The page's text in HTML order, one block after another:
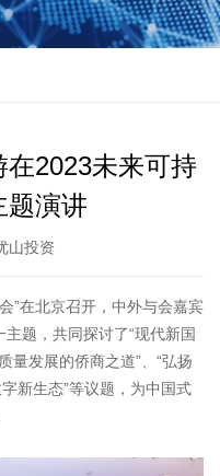
2023未来可持
题演讲
山投资
”在北京召开，中外与会嘉宾
题，共同探讨了“现代新国
量发展的侨商之道”、“弘扬
新生态”等议题，为中国式